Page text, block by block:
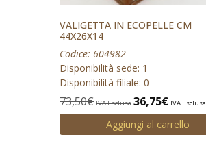
VALIGETTA IN ECOPELLE CM
44X26X14
Codice: 604982
Disponibilità sede: 1
Disponibilità filiale: 0
73,50€ IVA Esclusa 36,75€ IVA Esclusa
Aggiungi al carrello